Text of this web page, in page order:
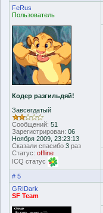
FeRus
Пользователь
Кодер разгильдяй!
Завсегдатый
Сообщений: 51
Зарегистрирован: 06
Ноября 2009, 23:23:13
Сказали спасибо 3 раз
Статус: offline
ICQ статус
# 5
GRIDark
SF Team